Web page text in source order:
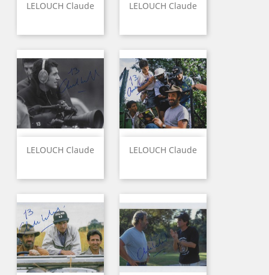
LELOUCH Claude LELOUCH Claude
LELOUCH Claude LELOUCH Claude